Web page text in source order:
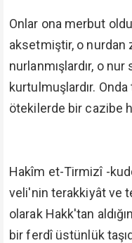
Onlar ona merbut
aksetmiştir, o nurdan
nurlanmışlardır, o
kurtulmuşlardır.
ötekilerde bir cazibe
Hakîm et-Tirmizî -
veli'nin terakkiyât ve
olarak Hakk'tan
bir ferdî üstünlük